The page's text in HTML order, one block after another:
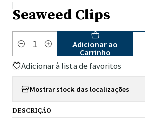
|
Seaweed Clips
Quantidade
Adicionar ao
Carrinho
Adicionar à lista de favoritos
Mostrar stock das localizações
DESCRIÇÃO